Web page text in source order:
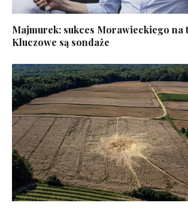
Majmurek: sukces Morawieckiego na
Kluczowe są sondaże